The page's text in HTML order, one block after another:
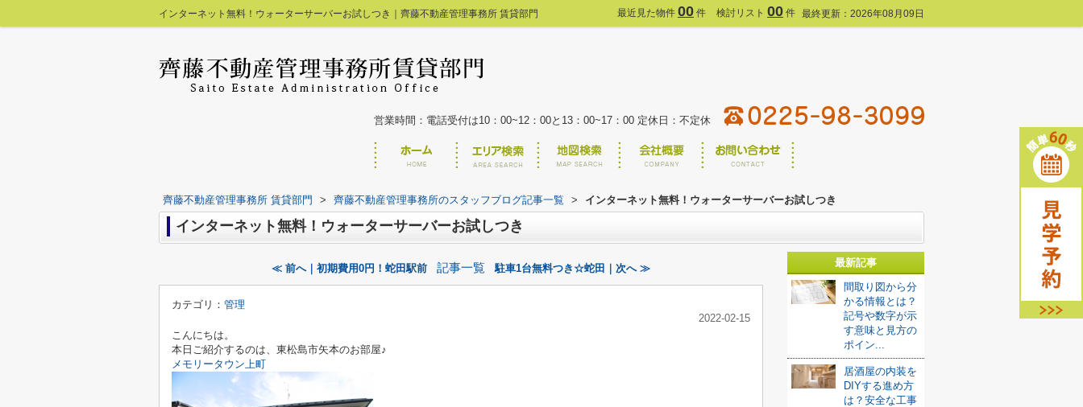
インターネット無料！ウォーターサーバーお試しつき｜齊藤不動産管理事務所 賃貸部門 最近見た物件 00 件 検討リスト 00 件 最終更新：2026年08月09日
営業時間：電話受付は10：00~12：00と13：00~17：00 定休日：不定休
齊藤不動産管理事務所 賃貸部門 > 齊藤不動産管理事務所のスタッフブログ記事一覧 > インターネット無料！ウォーターサーバーお試しつき
インターネット無料！ウォーターサーバーお試しつき
≪ 前へ｜初期費用0円！蛇田駅前 記事一覧 駐車1台無料つき☆蛇田｜次へ ≫
カテゴリ： 管理
2022-02-15
こんにちは。
本日ご紹介するのは、東松島市矢本のお部屋♪
メモリータウン上町
最新記事
間取り図から分
かる情報とは？
記号や数字が示
す意味と見方の
ポイン...
居酒屋の内装を
DIYする進め方
は？安全な工事